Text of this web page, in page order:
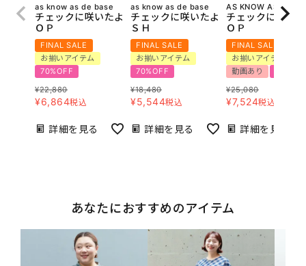
as know as de base
チェックに咲いたよ
ＯＰ
FINAL SALE
お揃いアイテム
70%OFF
¥22,880
¥6,864税込
詳細を見る
as know as de base
チェックに咲いたよ
ＳＨ
FINAL SALE
お揃いアイテム
70%OFF
¥18,480
¥5,544税込
詳細を見る
AS KNOW AS olaca
チェックに咲い
ＯＰ
FINAL SALE
お揃いアイテム
動画あり
¥25,080
¥7,524税込
詳細を見る
あなたにおすすめのアイテム